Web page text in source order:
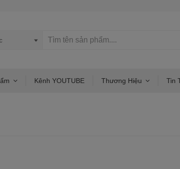
Kênh YOUTUBE Thương Hiệu Tin